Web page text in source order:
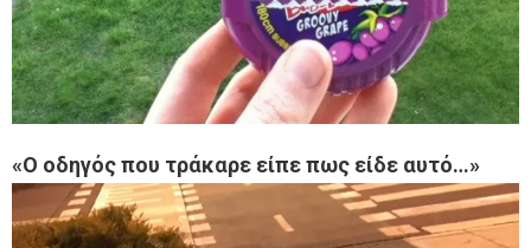
«O οδηγός που τράκαρε είπε πως είδε αυτό…»